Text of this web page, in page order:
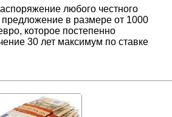
любого честного
предложение в размере от 1000
которое постепенно
30 лет максимум по ставке